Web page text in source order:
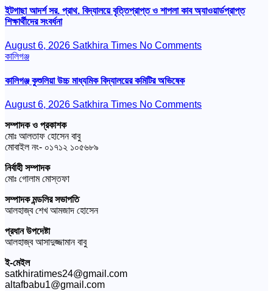
ইটগাছা আদর্শ সর. প্রাথ. বিদ্যালয়ে বৃত্তিপ্রাপ্ত ও শাপলা কাব অ্যাওয়ার্ডপ্রাপ্ত
শিক্ষার্থীদের সংবর্ধনা
August 6, 2026 Satkhira Times No Comments
কালিগঞ্জ
কালিগঞ্জ কুশুলিয়া উচ্চ মাধ্যমিক বিদ্যালয়ের কমিটির অভিষেক
August 6, 2026 Satkhira Times No Comments
সম্পাদক ও প্রকাশক
মোঃ আলতাফ হোসেন বাবু
মোবাইল নং- ০১৭১২ ১০৫৬৮৯
নির্বাহী সম্পাদক
মোঃ গোলাম মোস্তফা
সম্পাদক মন্ডলির সভাপতি
আলহাজ্ব শেখ আমজাদ হোসেন
প্রধান উপদেষ্টা
আলহাজ্ব আসাদুজ্জামান বাবু
ই-মেইল
satkhiratimes24@gmail.com
altafbabu1@gmail.com